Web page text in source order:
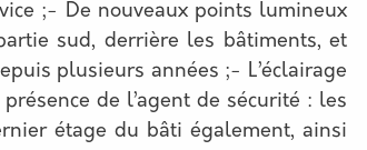
;- De nouveaux points lumineux
sud, derrière les bâtiments, et
plusieurs années ;- L’éclairage
de l’agent de sécurité : les
étage du bâti également, ainsi